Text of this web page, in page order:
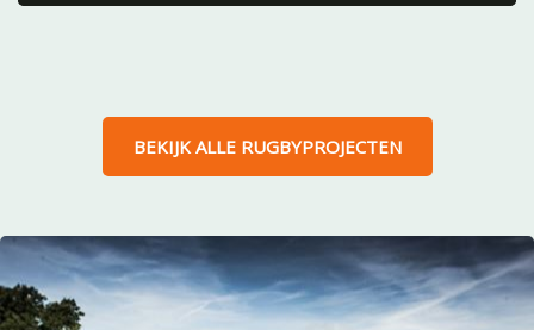
BEKIJK ALLE RUGBYPROJECTEN